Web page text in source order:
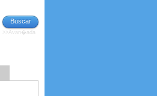
Buscar
>>Avan�ada